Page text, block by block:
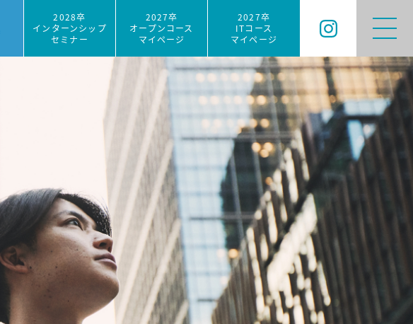
2028卒
インターンシップ
セミナー
2027卒
オープンコース
マイページ
2027卒
ITコース
マイページ